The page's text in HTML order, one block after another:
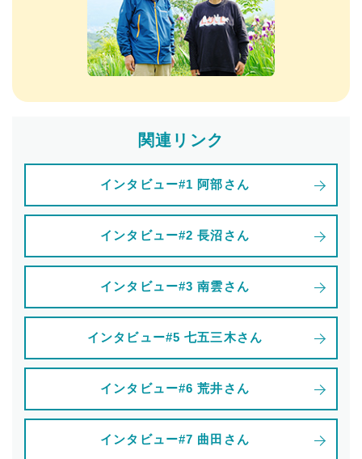
関連リンク
インタビュー#1 阿部さん
インタビュー#2 長沼さん
インタビュー#3 南雲さん
インタビュー#5 七五三木さん
インタビュー#6 荒井さん
インタビュー#7 曲田さん